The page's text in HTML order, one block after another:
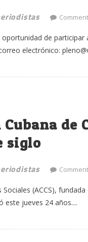
de
electrónico:
de
siglo
(ACCS),
este jueves 24 años....